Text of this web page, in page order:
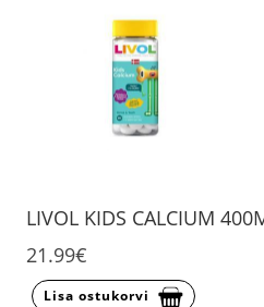
LIVOL KIDS CALCIUM
21.99€
Lisa ostukorvi